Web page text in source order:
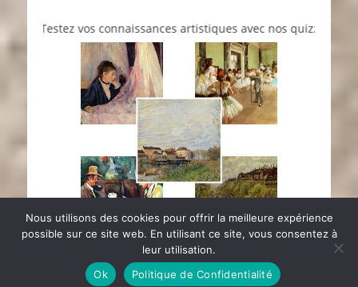
Testez vos connaissances artistiques avec nos quizzes sur
Copyright © PMActu.Art. Tous Les Droits Sont Réservés | Catch
Responsive Pro par
Nous utilisons des cookies pour offrir la meilleure expérience
possible sur ce site web. En utilisant ce site, vous consentez à
leur utilisation.
Ok
Politique de Confidentialité